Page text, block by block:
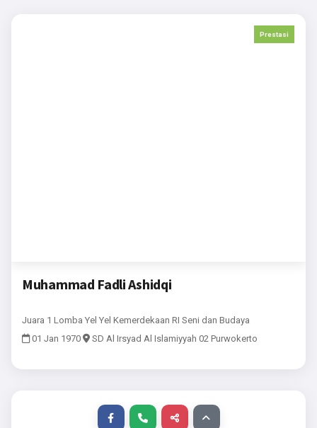
Prestasi
Muhammad Fadli Ashidqi
Juara 1 Lomba Yel Yel Kemerdekaan RI Seni dan Budaya
01 Jan 1970
SD Al Irsyad Al Islamiyyah 02 Purwokerto